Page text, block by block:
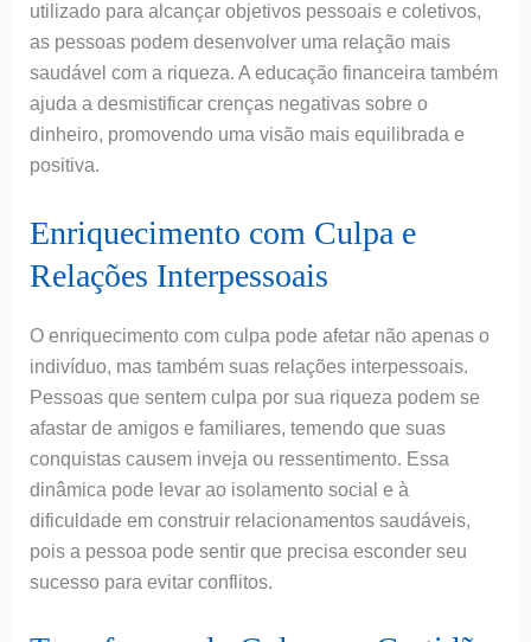
utilizado para alcançar objetivos pessoais e coletivos,
as pessoas podem desenvolver uma relação mais
saudável com a riqueza. A educação financeira também
ajuda a desmistificar crenças negativas sobre o
dinheiro, promovendo uma visão mais equilibrada e
positiva.
Enriquecimento com Culpa e
Relações Interpessoais
O enriquecimento com culpa pode afetar não apenas o
indivíduo, mas também suas relações interpessoais.
Pessoas que sentem culpa por sua riqueza podem se
afastar de amigos e familiares, temendo que suas
conquistas causem inveja ou ressentimento. Essa
dinâmica pode levar ao isolamento social e à
dificuldade em construir relacionamentos saudáveis,
pois a pessoa pode sentir que precisa esconder seu
sucesso para evitar conflitos.